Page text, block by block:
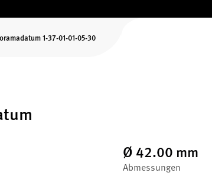
1-37-01-01-05-30
Ø 42.00 mm
Abmessungen